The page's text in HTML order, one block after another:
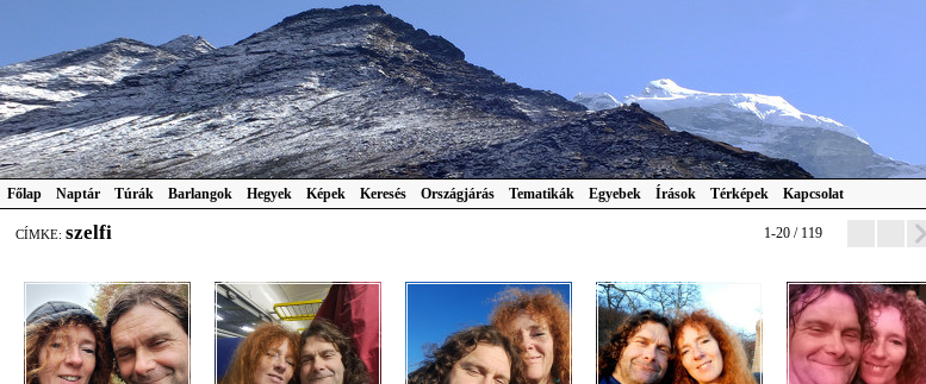
Főlap Naptár Túrák Barlangok Hegyek Képek Keresés Országjárás Tematikák Egyebek Írások Térképek Kapcsolat
CÍMKE: szelfi 1-20 / 119